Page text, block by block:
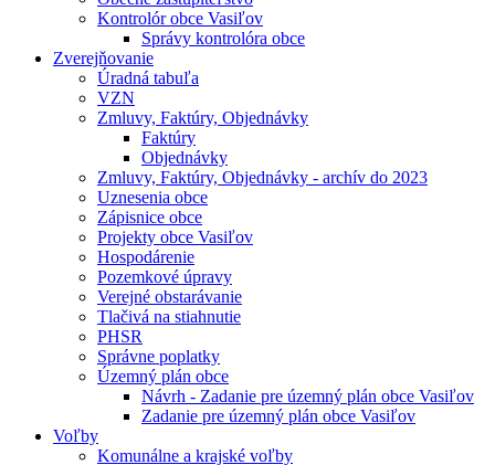
Kontrolór obce Vasiľov
Správy kontrolóra obce
Zverejňovanie
Úradná tabuľa
VZN
Zmluvy, Faktúry, Objednávky
Faktúry
Objednávky
Zmluvy, Faktúry, Objednávky - archív do 2023
Uznesenia obce
Zápisnice obce
Projekty obce Vasiľov
Hospodárenie
Pozemkové úpravy
Verejné obstarávanie
Tlačivá na stiahnutie
PHSR
Správne poplatky
Územný plán obce
Návrh - Zadanie pre územný plán obce Vasiľov
Zadanie pre územný plán obce Vasiľov
Voľby
Komunálne a krajské voľby